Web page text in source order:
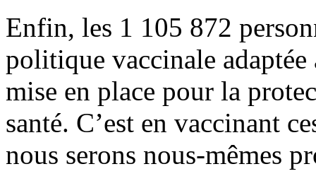
Enfin, les 1 105 872
politique vaccinale adaptée
mise en place pour la
santé. C’est en vaccinant
nous serons nous-mêmes